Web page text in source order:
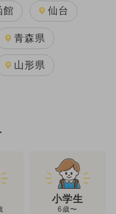
館 仙台
青森県
山形県
小学生
6歳〜